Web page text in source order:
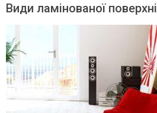
Види ламінованої поверхні